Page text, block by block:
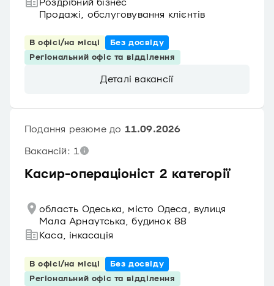
Роздрібний бізнес
Продажі, обслуговування клієнтів
В офісі/на місці
Без досвіду
Регіональний офіс та відділення
Деталі вакансії
Касир-операціоніст 2 категорії
Подання резюме до 11.09.2026
Вакансій: 1
область Одеська, місто Одеса, вулиця
Мала Арнаутська, будинок 88
Каса, інкасація
В офісі/на місці
Без досвіду
Регіональний офіс та відділення